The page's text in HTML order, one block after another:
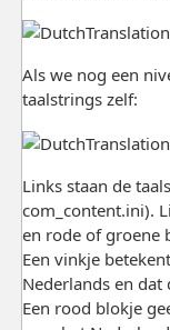
Als we nog een
taalstrings zelf:
Links staan de
com_content.ini).
en rode of groene
Een vinkje
Nederlands en
Een rood blokje